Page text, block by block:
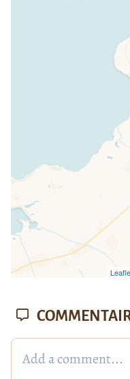
If you
loaded